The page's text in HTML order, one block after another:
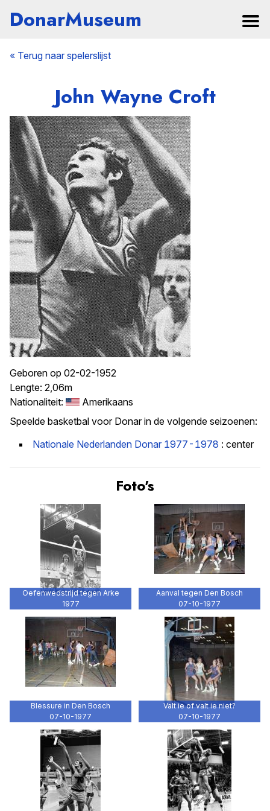
DonarMuseum
« Terug naar spelerslijst
John Wayne Croft
Geboren op 02-02-1952
Lengte: 2,06m
Nationaliteit:
Amerikaans
Speelde basketbal voor Donar in de volgende seizoenen:
Nationale Nederlanden Donar 1977-1978 : center
Foto's
Oefenwedstrijd tegen Arke
1977
Aanval tegen Den Bosch
07-10-1977
Blessure in Den Bosch
07-10-1977
Valt ie of valt ie niet?
07-10-1977